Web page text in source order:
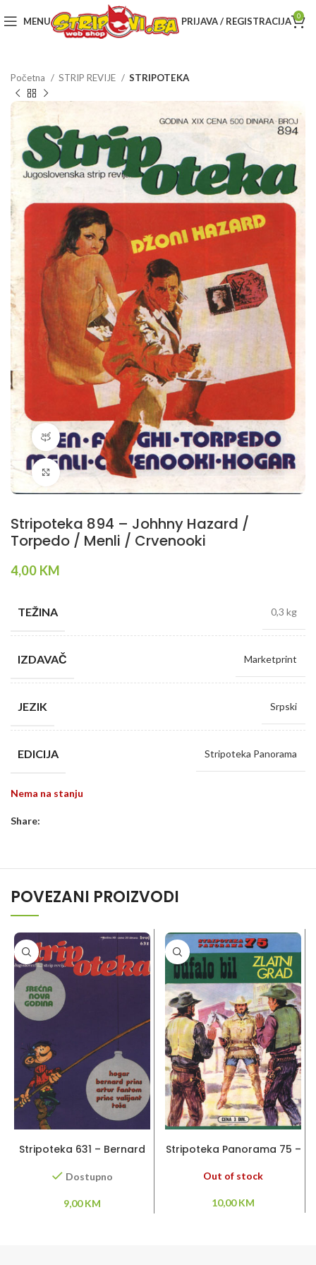
MENU PRIJAVA / REGISTRACIJA 0
Početna STRIP REVIJE STRIPOTEKA
360 product view
Klikni da povečaš
Stripoteka 894 – Johhny Hazard /
Torpedo / Menli / Crvenooki
4,00 KM
TEŽINA 0,3 kg
IZDAVAČ Marketprint
JEZIK Srpski
EDICIJA Stripoteka Panorama
Nema na stanju
Share:
POVEZANI PROIZVODI
Stripoteka 631 – Bernard
Princ Valiant
Dostupno
9,00KM
Stripoteka Panorama 75 –
Out of stock
10,00KM